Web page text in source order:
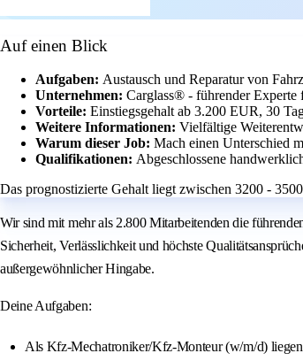
Auf einen Blick
Aufgaben: Austausch und Reparatur von
Unternehmen: Carglass® - führender Experte
Vorteile: Einstiegsgehalt ab 3.200 EUR, 30
Weitere Informationen: Vielfältige
Warum dieser Job: Mach einen Unterschied
Qualifikationen: Abgeschlossene
Das prognostizierte Gehalt liegt zwischen 3200 -
Wir sind mit mehr als 2.800 Mitarbeitenden die
Sicherheit, Verlässlichkeit und höchste
außergewöhnlicher Hingabe.
Deine Aufgaben:
Als Kfz-Mechatroniker/Kfz-Monteur (w/m/d) liegen